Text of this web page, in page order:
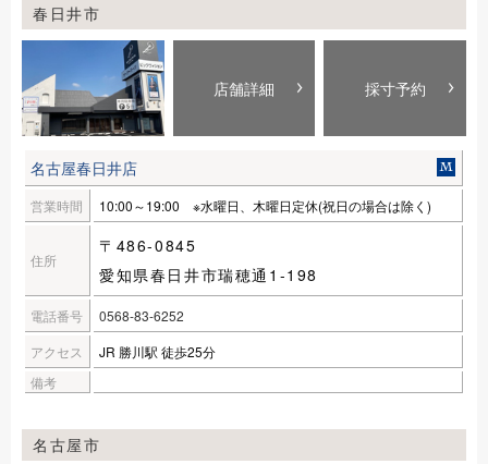
春日井市
名古屋春日井店
営業時間 10:00～19:00 ※水曜日、木曜日定休(祝日の場合は除く)
住所
〒486-0845
愛知県春日井市瑞穂通1-198
電話番号
0568-83-6252
アクセス
JR 勝川駅 徒歩25分
備考
店舗詳細 採寸予約
名古屋市